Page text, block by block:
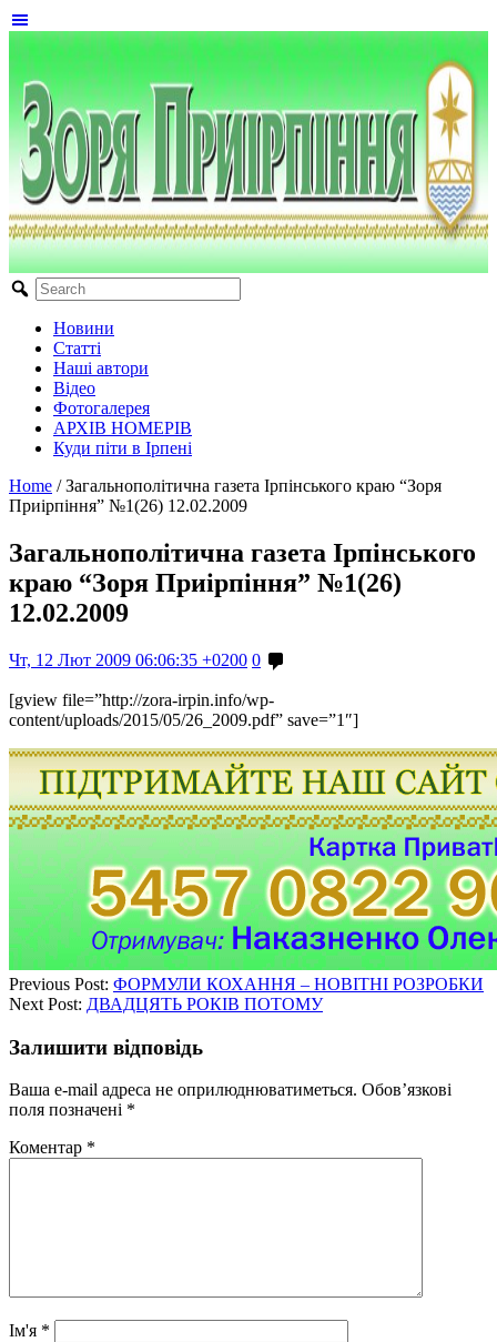
Новини
Статті
Наші автори
Відео
Фотогалерея
АРХІВ НОМЕРІВ
Куди піти в Ірпені
Home / Загальнополітична газета Ірпінського краю “Зоря
Приірпіння” №1(26) 12.02.2009
Загальнополітична газета Ірпінського
краю “Зоря Приірпіння” №1(26)
12.02.2009
Чт, 12 Лют 2009 06:06:35 +0200 0
[gview file=”http://zora-irpin.info/wp-
content/uploads/2015/05/26_2009.pdf” save=”1″]
Previous Post: ФОРМУЛИ КОХАННЯ – НОВІТНІ РОЗРОБКИ
Next Post: ДВАДЦЯТЬ РОКІВ ПОТОМУ
Залишити відповідь
Ваша e-mail адреса не оприлюднюватиметься. Обов’язкові
поля позначені *
Коментар *
Ім'я *